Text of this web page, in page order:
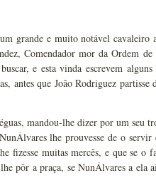
grande e muito notável cavaleiro
Comendador mor da Ordem
e esta vinda escrevem
antes que João Rodriguez partisse
mandou-lhe dizer por um seu
lhe prouvesse de o servir
fizesse muitas mercês, e que se o
pôr a praça, se NunÁlvares a ela